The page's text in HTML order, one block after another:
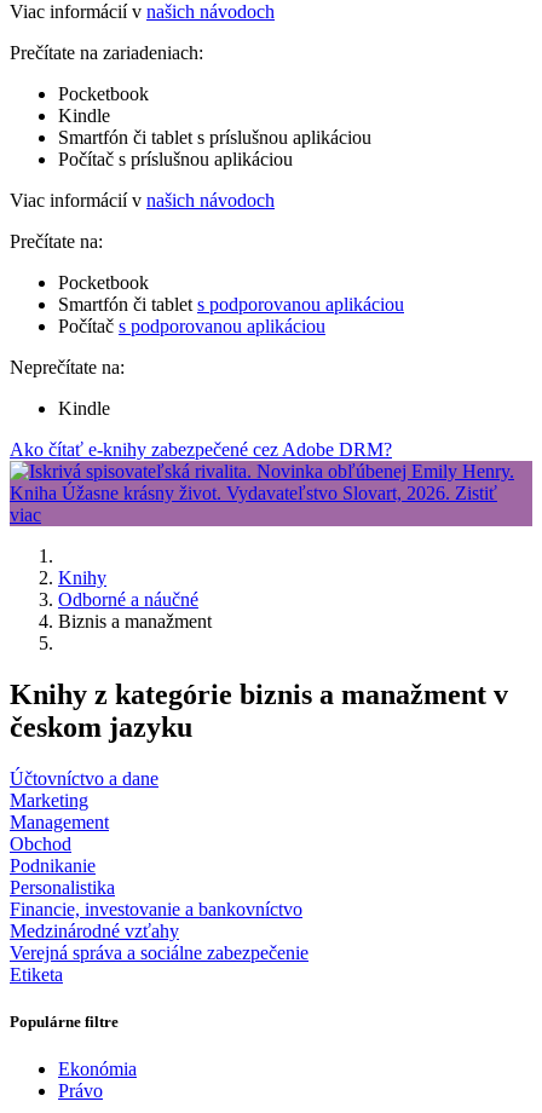
Viac informácií v našich návodoch
Prečítate na zariadeniach:
Pocketbook
Kindle
Smartfón či tablet s príslušnou aplikáciou
Počítač s príslušnou aplikáciou
Viac informácií v našich návodoch
Prečítate na:
Pocketbook
Smartfón či tablet s podporovanou aplikáciou
Počítač s podporovanou aplikáciou
Neprečítate na:
Kindle
Ako čítať e-knihy zabezpečené cez Adobe DRM?
Knihy
Odborné a náučné
Biznis a manažment
Knihy z kategórie biznis a manažment v
českom jazyku
Účtovníctvo a dane
Marketing
Management
Obchod
Podnikanie
Personalistika
Financie, investovanie a bankovníctvo
Medzinárodné vzťahy
Verejná správa a sociálne zabezpečenie
Etiketa
Populárne filtre
Ekonómia
Právo